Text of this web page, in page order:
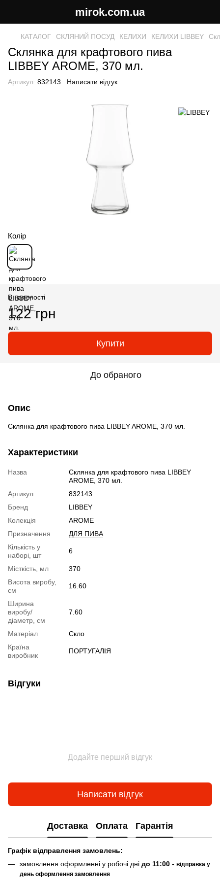
mirok.com.ua
КАТАЛОГ СКЛЯНИЙ ПОСУД КЕЛИХИ КЕЛИХИ LIBBEY
Склянка для крафтового пива
LIBBEY AROME, 370 мл.
Артикул: 832143 Написати відгук
Колір
В наявності
122 грн
Купити
До обраного
Опис
Склянка для крафтового пива LIBBEY AROME, 370 мл.
Характеристики
Назва
Склянка для крафтового пива LIBBEY
AROME, 370 мл.
Артикул
832143
Бренд
LIBBEY
Колекція
AROME
Призначення
ДЛЯ ПИВА
Кількість у
наборі, шт
6
Місткість, мл
370
Висота виробу,
см
16.60
Ширина
виробу/
діаметр, см
7.60
Матеріал
Скло
Країна
виробник
ПОРТУГАЛІЯ
Відгуки
Додайте перший відгук
Написати відгук
Доставка Оплата Гарантія
Графік відправлення замовлень:
замовлення оформленні у робочі дні до 11:00 - відправка у
день оформлення замовлення